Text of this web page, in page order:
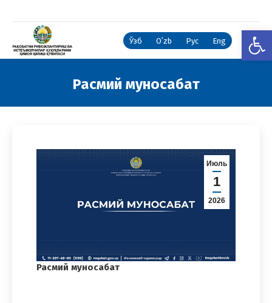
Ўзб Oʻzb Рус Eng
Расмий муносабат
Июль
1
2026
Расмий муносабат